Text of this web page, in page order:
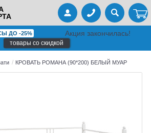
ДО -25% Акция закончилась!
товары со скидкой
КРОВАТЬ РОМАНА (90*200) БЕЛЫЙ МУАР